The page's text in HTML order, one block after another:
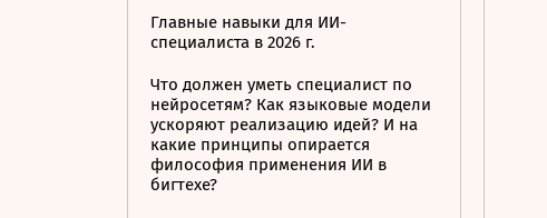
Главные навыки для ИИ-
специалиста в 2026 г.
Что должен уметь специалист по
нейросетям? Как языковые модели
ускоряют реализацию идей? И на
какие принципы опирается
философия применения ИИ в
бигтехе?